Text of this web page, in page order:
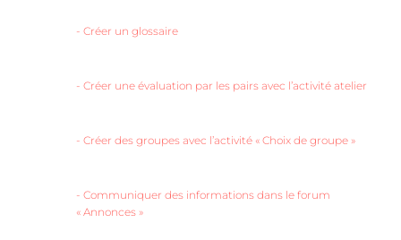
- Créer un glossaire
- Créer une évaluation par les pairs avec l’activité atelier
- Créer des groupes avec l’activité « Choix de groupe »
- Communiquer des informations dans le forum
« Annonces »